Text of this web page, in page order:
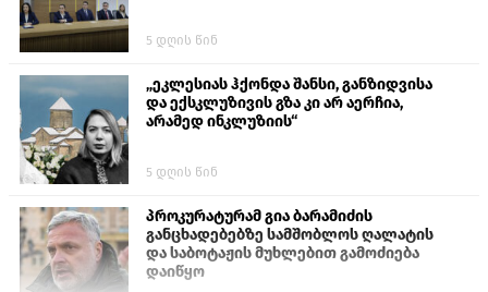
5 დღის წინ
„ეკლესიას ჰქონდა შანსი, განზიდვისა
და ექსკლუზივის გზა კი არ აერჩია,
არამედ ინკლუზიის“
5 დღის წინ
პროკურატურამ გია ბარამიძის
განცხადებებზე სამშობლოს ღალატის
და საბოტაჟის მუხლებით გამოძიება
დაიწყო